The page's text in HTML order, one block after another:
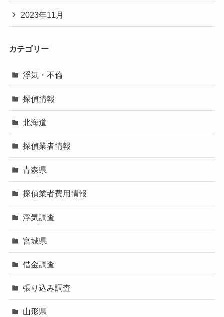
2023年11月
カテゴリー
浮気・不倫
探偵情報
北海道
探偵業者情報
青森県
探偵業者費用情報
浮気調査
宮城県
借金調査
張り込み調査
山形県